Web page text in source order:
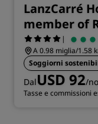
LanzCarré
member of
|
A 0.98 miglia/1.58
Soggiorni
DalUSD 92/
Tasse e commissioni